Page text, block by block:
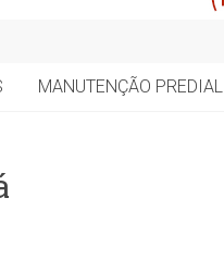
MANUTENÇÃO PREDIAL